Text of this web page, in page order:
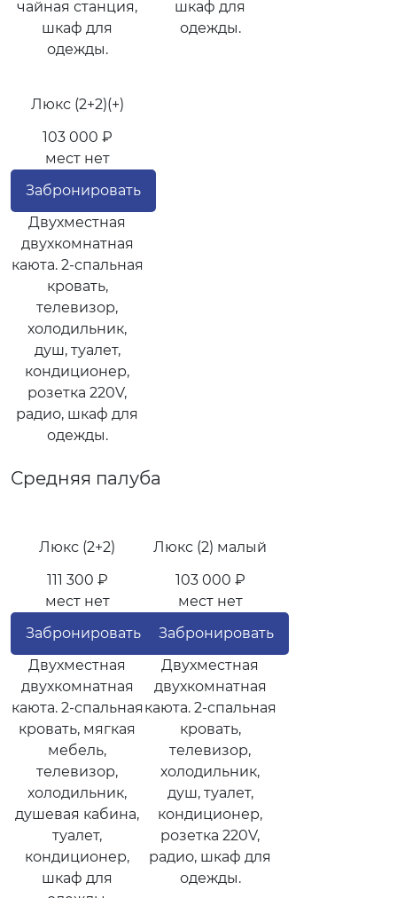
чайная станция,
шкаф для
одежды.
шкаф для
одежды.
Люкс (2+2)(+)
103 000 ₽
мест нет
Забронировать
Двухместная
двухкомнатная
каюта. 2-спальная
кровать,
телевизор,
холодильник,
душ, туалет,
кондиционер,
розетка 220V,
радио, шкаф для
одежды.
Средняя палуба
Люкс (2+2)
111 300 ₽
мест нет
Забронировать
Двухместная
двухкомнатная
каюта. 2-спальная
кровать, мягкая
мебель,
телевизор,
холодильник,
душевая кабина,
туалет,
кондиционер,
шкаф для
Люкс (2) малый
103 000 ₽
мест нет
Забронировать
Двухместная
двухкомнатная
каюта. 2-спальная
кровать,
телевизор,
холодильник,
душ, туалет,
кондиционер,
розетка 220V,
радио, шкаф для
одежды.